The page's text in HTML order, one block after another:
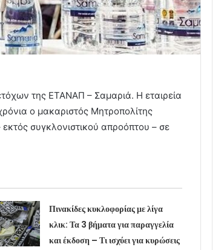
της ΕΤΑΝΑΠ – Σαμαριά. Η εταιρεία
ο μακαριστός Μητροπολίτης
συγκλονιστικού απροόπτου – σε
Πινακίδες κυκλοφορίας με λίγα
κλικ: Τα 3 βήματα για παραγγελία
και έκδοση – Τι ισχύει για κυρώσεις